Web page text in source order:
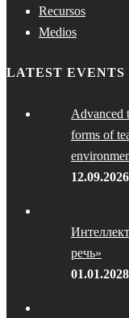
Recursos
Medios
LATEST EVENTS
Advanced
forms of
12.09.2026
речь»
01.01.2028